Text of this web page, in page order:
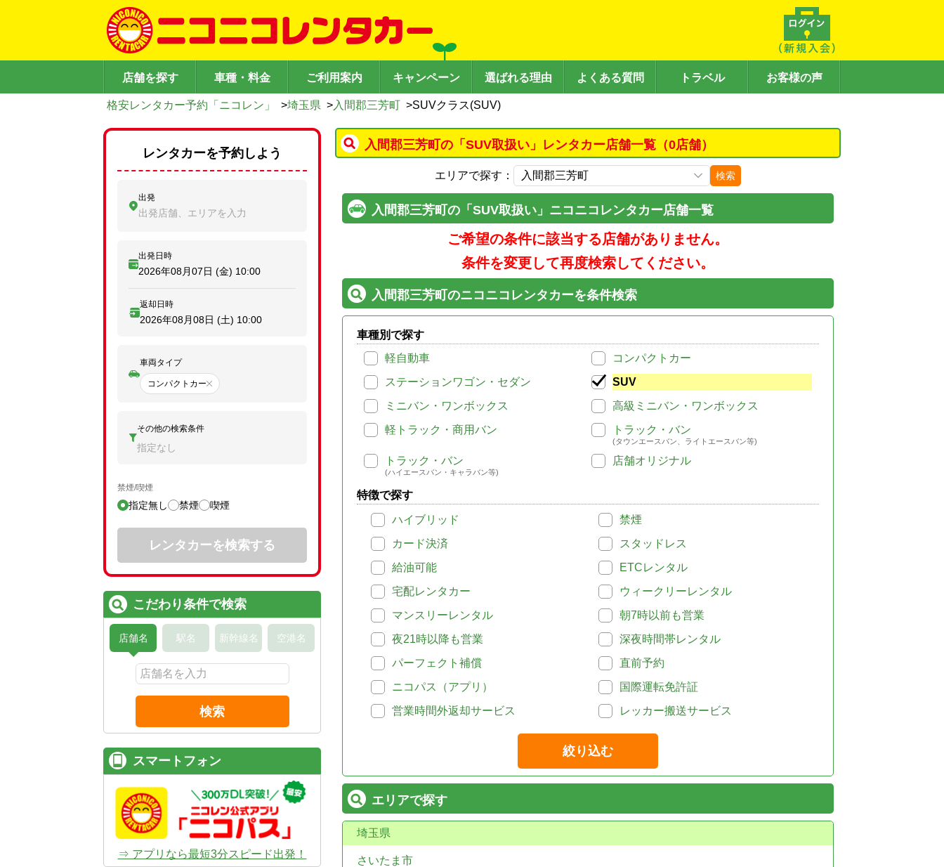
店舗を探す 車種・料金 ご利用案内 キャンペーン 選ばれる理由 よくある質問 トラベル お客様の声
格安レンタカー予約「ニコレン」 >埼玉県 >入間郡三芳町 >SUVクラス(SUV)
入間郡三芳町の「SUV取扱い」レンタカー店舗一覧（0店舗）
エリアで探す： 検索
入間郡三芳町の「SUV取扱い」ニコニコレンタカー店舗一覧
ご希望の条件に該当する店舗がありません。
条件を変更して再度検索してください。
入間郡三芳町のニコニコレンタカーを条件検索
車種別で探す
軽自動車
コンパクトカー
ステーションワゴン・セダン
SUV
ミニバン・ワンボックス
高級ミニバン・ワンボックス
軽トラック・商用バン
トラック・バン
(タウンエースバン、ライトエースバン等)
トラック・バン
(ハイエースバン・キャラバン等)
店舗オリジナル
特徴で探す
ハイブリッド
禁煙
カード決済
スタッドレス
給油可能
ETCレンタル
宅配レンタカー
ウィークリーレンタル
マンスリーレンタル
朝7時以前も営業
夜21時以降も営業
深夜時間帯レンタル
パーフェクト補償
直前予約
ニコパス（アプリ）
国際運転免許証
営業時間外返却サービス
レッカー搬送サービス
絞り込む
エリアで探す
埼玉県
さいたま市
レンタカーを予約しよう
出発
出発店舗、エリアを入力
出発日時
2026年08月07日 (金) 10:00
返却日時
2026年08月08日 (土) 10:00
車両タイプ
コンパクトカー
その他の検索条件
指定なし
禁煙/喫煙
指定無し 禁煙 喫煙
レンタカーを検索する
こだわり条件で検索
店舗名 駅名 新幹線名 空港名
検索
スマートフォン
⇒ アプリなら最短3分スピード出発！